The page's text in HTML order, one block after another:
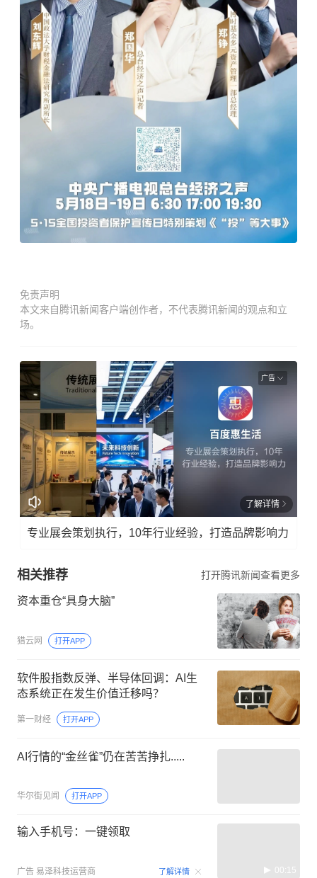
免责声明
本文来自腾讯新闻客户端创作者，不代表腾讯新闻的观点和立
场。
广告
了解详情
专业展会策划执行，10年行业经验，打造品牌影响力
相关推荐 打开腾讯新闻查看更多
资本重仓“具身大脑”
猎云网 打开APP
软件股指数反弹、半导体回调：AI生
态系统正在发生价值迁移吗？
第一财经 打开APP
AI行情的“金丝雀”仍在苦苦挣扎.....
华尔街见闻 打开APP
输入手机号：一键领取
广告 易泽科技运营商 了解详情 00:15